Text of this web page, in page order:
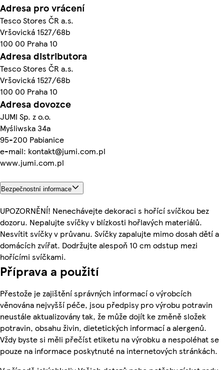
Adresa pro vrácení
Tesco Stores ČR a.s.
Vršovická 1527/68b
100 00 Praha 10
Adresa distributora
Tesco Stores ČR a.s.
Vršovická 1527/68b
100 00 Praha 10
Adresa dovozce
JUMI Sp. z o.o.
Myśliwska 34a
95-200 Pabianice
e-mail: kontakt@jumi.com.pl
www.jumi.com.pl
Bezpečnostní informace
UPOZORNĚNÍ! Nenechávejte dekoraci s hořící svíčkou bez
dozoru. Nepalujte svíčky v blízkosti hořlavých materiálů.
Nesvítit svíčky v průvanu. Svíčky zapalujte mimo dosah dětí a
domácích zvířat. Dodržujte alespoň 10 cm odstup mezi
hořícími svíčkami.
Příprava a použití
Přestože je zajištění správných informací o výrobcích
věnována nejvyšší péče, jsou předpisy pro výrobu potravin
neustále aktualizovány tak, že může dojít ke změně složek
potravin, obsahu živin, dietetických informací a alergenů.
Vždy byste si měli přečíst etiketu na výrobku a nespoléhat se
pouze na informace poskytnuté na internetových stránkách.